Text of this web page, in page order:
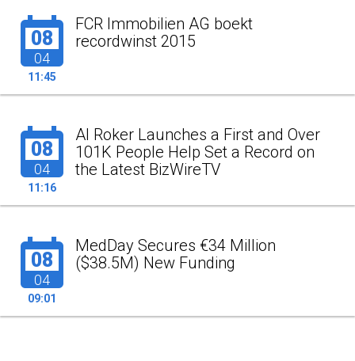
08
04
11:45
FCR Immobilien AG boekt
recordwinst 2015
08
04
11:16
Al Roker Launches a First and Over
101K People Help Set a Record on
the Latest BizWireTV
08
04
09:01
MedDay Secures €34 Million
($38.5M) New Funding